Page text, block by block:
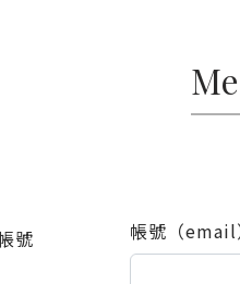
號 帳號（email